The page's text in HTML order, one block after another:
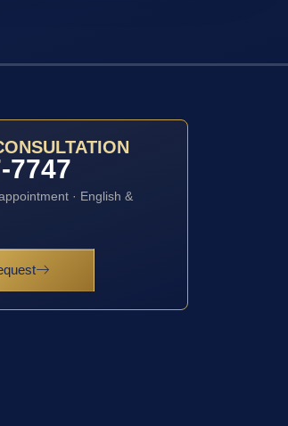
7747
· English &